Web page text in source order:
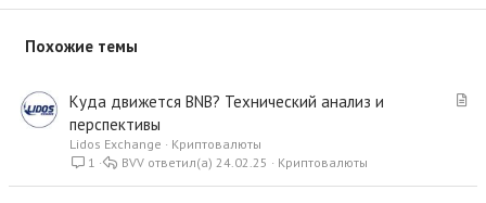
Похожие темы
С
ь
Куда движется BNB? Технический анализ и
перспективы
Lidos Exchange
Криптовалюты
1
Криптовалюты
24.02.25
BVV